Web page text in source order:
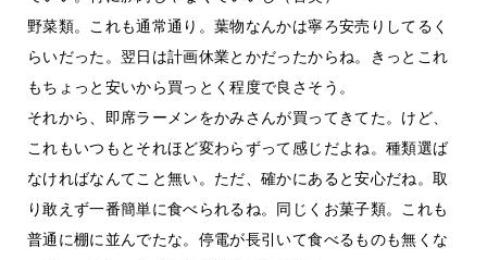
野菜類。これも通常通り。葉物なんかは寧ろ安売りしてるく
らいだった。翌日は計画休業とかだったからね。きっとこれ
もちょっと安いから買っとく程度で良さそう。
それから、即席ラーメンをかみさんが買ってきてた。けど、
これもいつもとそれほど変わらずって感じだよね。種類選ば
なければなんてこと無い。ただ、確かにあると安心だね。取
り敢えず一番簡単に食べられるね。同じくお菓子類。これも
普通に棚に並んでたな。停電が長引いて食べるものも無くな